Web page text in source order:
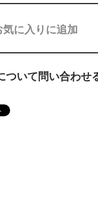
気に入りに追加
ついて問い合わせ